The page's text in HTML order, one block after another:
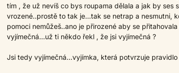
tím , že už nevíš co bys roupama dělala a jak by ses
vrozené..prostě to tak je...tak se netrap a nesmutni,
pomoci nemůžeš..ano je přirozené aby se
vyjímečná...už ti někdo řekl , že jsi vyjímečná ?
Jsi tedy vyjímečná...vyjímka, která potvrzuje pravidlo